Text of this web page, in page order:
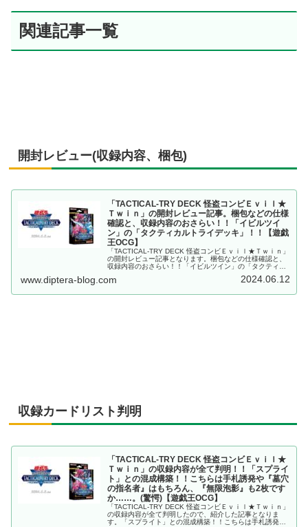
関連記事一覧
開封レビュー(収録内容、梱包)
「TACTICAL-TRY DECK 怪盗コンビＥｖｉｌ★
Ｔｗｉｎ」の開封レビュー記事。梱包などの仕様
確認と、収録内容のおさらい！！「イビルツイ
ン」の「タクティカルトライデッキ」！！【遊戯
王OCG】
「TACTICAL-TRY DECK 怪盗コンビＥｖｉｌ★Ｔｗｉｎ」
の開封レビュー記事となります。梱包などの仕様確認と、
収録内容のおさらい！！「イビルツイン」の「タクティカ
www.diptera-blog.com 2024.06.12
収録カードリスト判明
「TACTICAL-TRY DECK 怪盗コンビＥｖｉｌ★
Ｔｗｉｎ」の収録内容が全て判明！！「スプライ
ト」との混成構築！！こちらは手札誘発や『墓穴
の指名者』はもちろん、『無限泡影』も2枚です
か……。(驚愕)【遊戯王OCG】
「TACTICAL-TRY DECK 怪盗コンビＥｖｉｌ★Ｔｗｉｎ」
の収録内容が全て判明したので、紹介した記事となりま
す。「スプライト」との混成構築！！こちらは手札誘発や